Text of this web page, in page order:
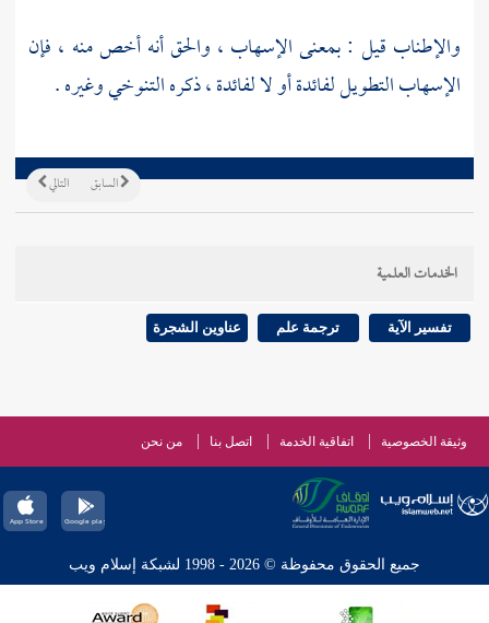
والإطناب قيل : بمعنى الإسهاب ، والحق أنه أخص منه ، فإن
الإسهاب التطويل لفائدة أو لا لفائدة ، ذكرهالتنوخيوغيره .
التالي السابق
الخدمات العلمية
تفسير الآية ترجمة علم عناوين الشجرة
وثيقة الخصوصية اتفاقية الخدمة اتصل بنا من نحن
جميع الحقوق محفوظة © 2026 - 1998 لشبكة إسلام ويب